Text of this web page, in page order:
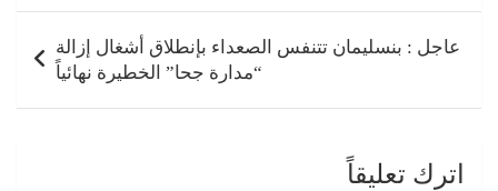
عاجل : بنسليمان تتنفس الصعداء بإنطلاق أشغال إزالة
“مدارة جحا” الخطيرة نهائياً
اترك تعليقاً